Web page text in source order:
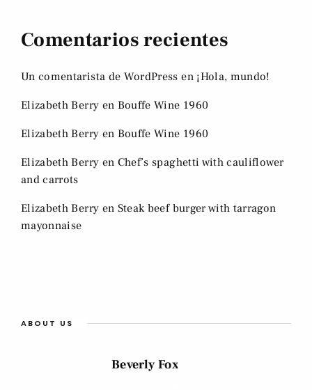
Comentarios recientes
Un comentarista de WordPress en ¡Hola, mundo!
Elizabeth Berry en Bouffe Wine 1960
Elizabeth Berry en Bouffe Wine 1960
Elizabeth Berry en Chef’s spaghetti with cauliflower
and carrots
Elizabeth Berry en Steak beef burger with tarragon
mayonnaise
ABOUT US
Beverly Fox